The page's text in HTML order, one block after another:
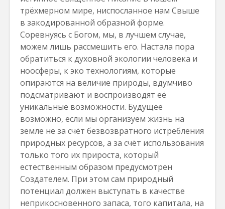
трёхмерном мире, ниспосланное нам Свыше
в закодированной образной форме.
Соревнуясь с Богом, мы, в лучшем случае,
можем лишь рассмешить его. Настала пора
обратиться к духовной экологии человека и
ноосферы, к эко технологиям, которые
опираются на величие природы, вдумчиво
подсматривают и воспроизводят её
уникальные возможности. Будущее
возможно, если мы организуем жизнь на
земле не за счёт безвозвратного истребления
природных ресурсов, а за счёт использования
только того их прироста, который
естественным образом предусмотрен
Создателем. При этом сам природный
потенциал должен выступать в качестве
неприкосновенного запаса, того капитала, на